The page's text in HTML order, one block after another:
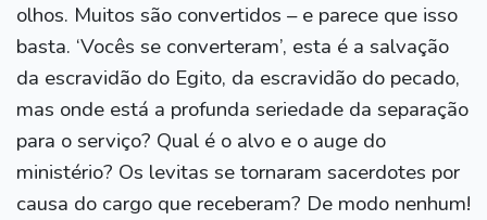
olhos. Muitos são convertidos – e parece que isso
basta. ‘Vocês se converteram’, esta é a salvação
da escravidão do Egito, da escravidão do pecado,
mas onde está a profunda seriedade da separação
para o serviço? Qual é o alvo e o auge do
ministério? Os levitas se tornaram sacerdotes por
causa do cargo que receberam? De modo nenhum!